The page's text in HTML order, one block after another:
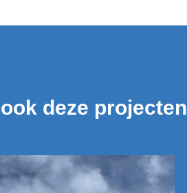
deze projecten